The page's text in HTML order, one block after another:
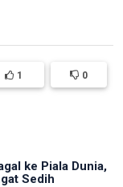
1 0
ke Piala Dunia,
Sedih